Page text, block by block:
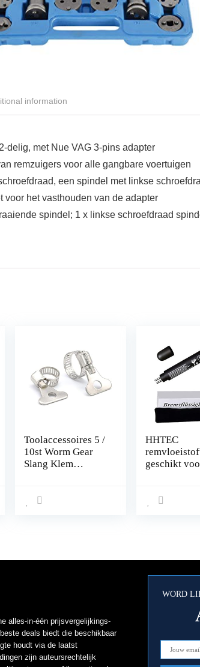
information
delig, met Nue VAG 3-pins adapter
remzuigers voor alle gangbare voertuigen
een spindel met linkse
voor het vasthouden van de adapter
spindel; 1 x linkse schroefdraad
Toolaccessoires 5 /
10st Worm Gear
Slang Klem
Slangklem voor
5pcs)
HHTEC
geschikt
led-weergave,
(mogelijk
alles-in-één prijsvergelijkings-
deals biedt die beschikbaar
houdt via de laatst
zijn auteursrechtelijk
WORD